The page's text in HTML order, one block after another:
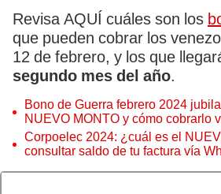
Revisa AQUÍ cuáles son los
que pueden cobrar los
12 de febrero, y los que
segundo mes del año.
Bono de Guerra febrero 2024
NUEVO MONTO y cómo cobrarlo
Corpoelec 2024: ¿cuál es el
consultar saldo de tu factura vía